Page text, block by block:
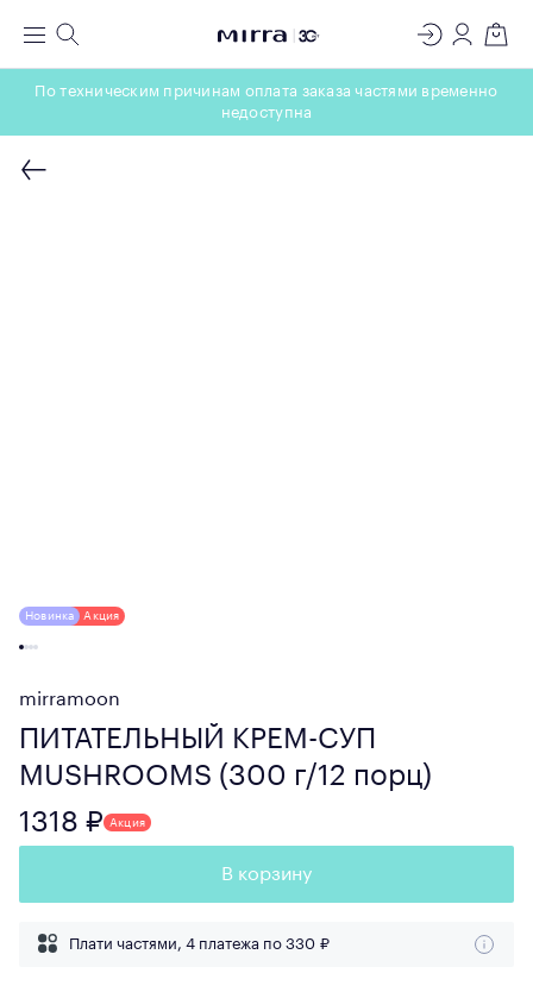
Меню Поиск
ЛАБОРАТОРИЯ
МОЛЕКУЛЯРНОЙ КОСМЕТОЛОГИИ
Регистрация
Вход
По техническим причинам оплата заказа частями временно
недоступна
Новинка Акция
mirramoon
ПИТАТЕЛЬНЫЙ КРЕМ-СУП
MUSHROOMS (300 г/12 порц)
1318 ₽
Акция
В корзину
Плати частями, 4 платежа по 330 ₽